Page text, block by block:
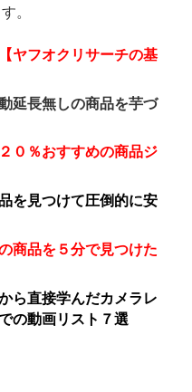
。
ヤフオクリサーチの基
延長無しの商品を芋づ
０％おすすめの商品ジ
を見つけて圧倒的に安
商品を５分で見つけた
ら直接学んだカメラレ
の動画リスト７選